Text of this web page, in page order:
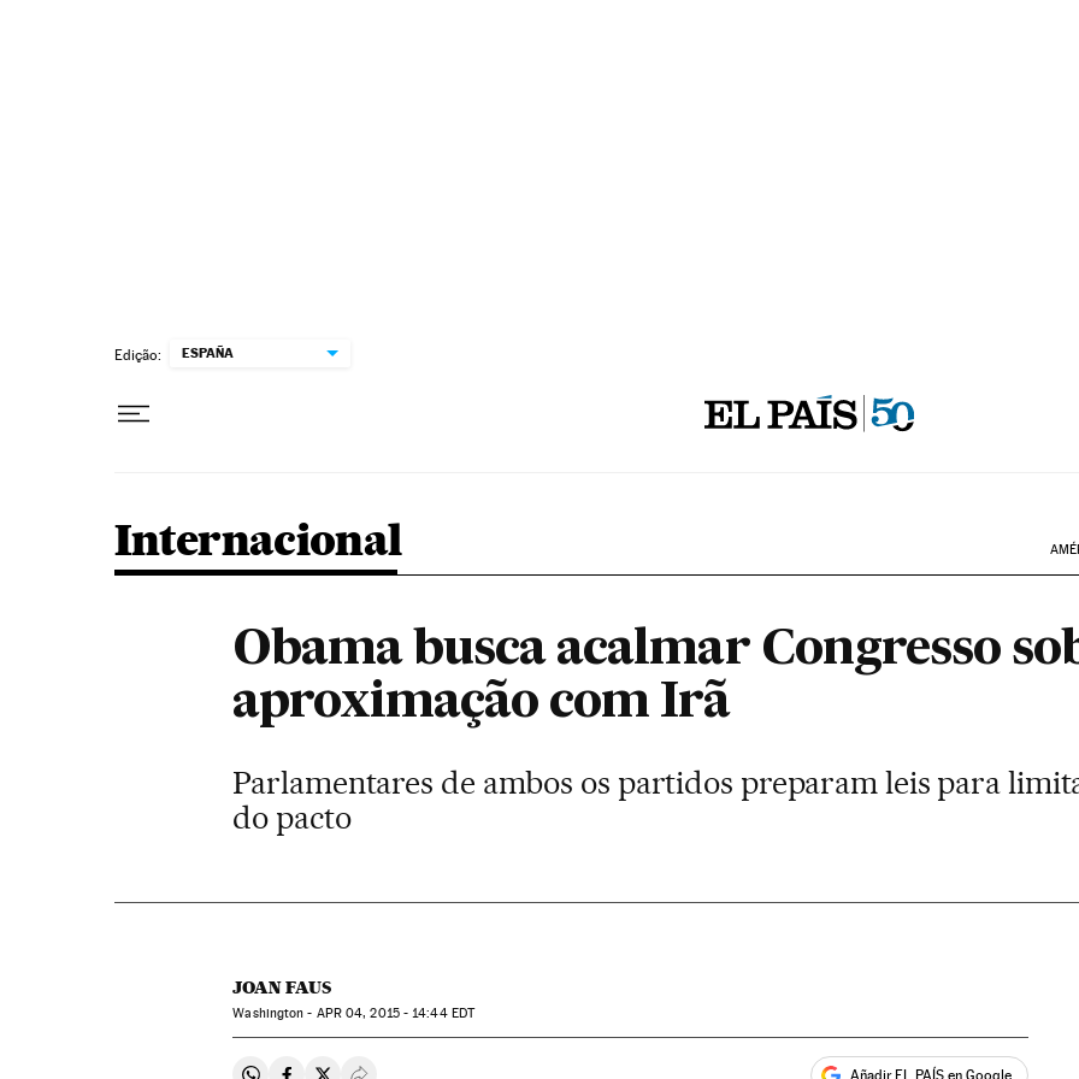
Edição: ESPAÑA
Internacional
Obama busca acalmar Congresso
aproximação com Irã
Parlamentares de ambos os partidos preparam leis para
do pacto
JOAN FAUS
Washington - APR04, 2015 - 14:44EDT
Añadir EL PAÍS en Google